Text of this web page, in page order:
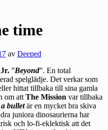
time
av Deeped
”Beyond”. En total
spelglädje. Det verkar som
hittat tillbaka till sina gamla
om attThe Mission var tillbaka
bulletär en mycket bra skiva
juniora dinosaurierna har
och lo-fi-eklektisk att det